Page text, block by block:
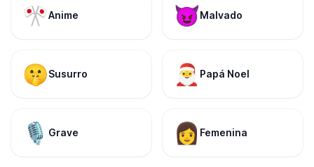
🎌Anime 😈Malvado
🤫Susurro 🎅 Papá Noel
🎙️ Grave 👩 Femenina